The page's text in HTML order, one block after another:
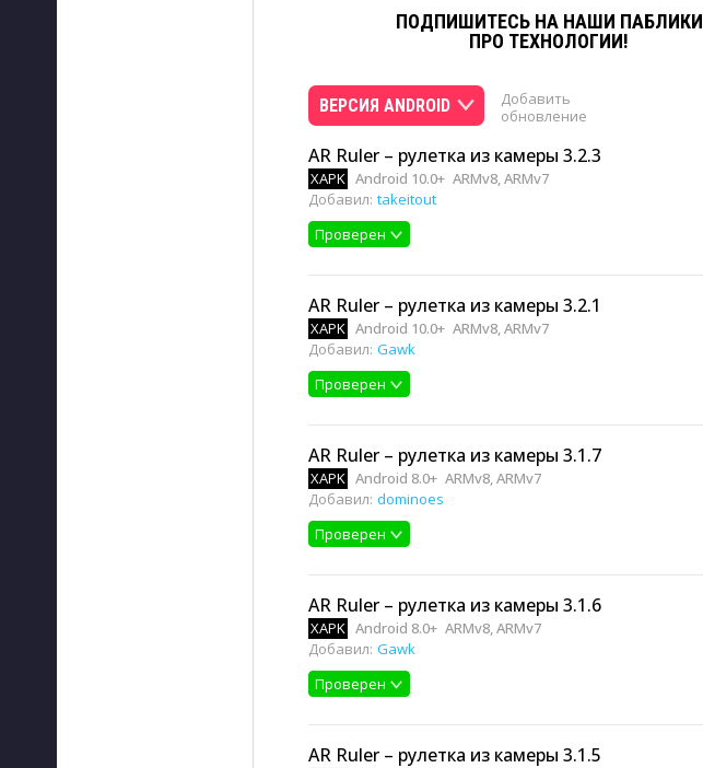
ПОДПИШИТЕСЬ НА НАШИ ПАБЛИКИ
ПРО ТЕХНОЛОГИИ!
ВЕРСИЯ ANDROID
Добавить
обновление
AR Ruler – рулетка из камеры 3.2.3
XAPK Android 10.0+ ARMv8, ARMv7
Добавил: takeitout
Проверен
AR Ruler – рулетка из камеры 3.2.1
XAPK Android 10.0+ ARMv8, ARMv7
Добавил: Gawk
Проверен
AR Ruler – рулетка из камеры 3.1.7
XAPK Android 8.0+ ARMv8, ARMv7
Добавил: dominoes
Проверен
AR Ruler – рулетка из камеры 3.1.6
XAPK Android 8.0+ ARMv8, ARMv7
Добавил: Gawk
Проверен
AR Ruler – рулетка из камеры 3.1.5